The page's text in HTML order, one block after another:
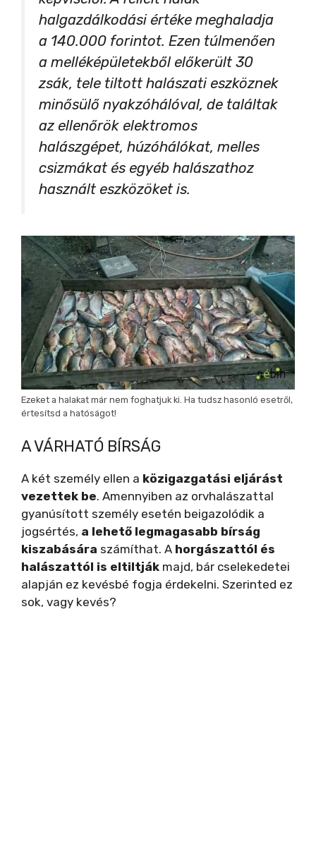
halgazdálkodási értéke meghaladja
a 140.000 forintot. Ezen túlmenően
a melléképületekből előkerült 30
zsák, tele tiltott halászati eszköznek
minősülő nyakzóhálóval, de találtak
az ellenőrök elektromos
halászgépet, húzóhálókat, melles
csizmákat és egyéb halászathoz
használt eszközöket is.
Ezeket a halakat már nem foghatjuk ki. Ha tudsz hasonló esetről,
értesítsd a hatóságot!
A VÁRHATÓ BÍRSÁG
A két személy ellen a közigazgatási eljárást
vezettek be. Amennyiben az orvhalászattal
gyanúsított személy esetén beigazolódik a
jogsértés, a lehető legmagasabb bírság
kiszabására számíthat. A horgászattól és
halászattól is eltiltják majd, bár cselekedetei
alapján ez kevésbé fogja érdekelni. Szerinted ez
sok, vagy kevés?